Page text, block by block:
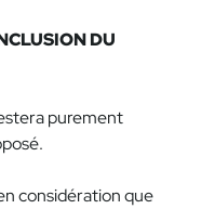
DU
purement
considération que